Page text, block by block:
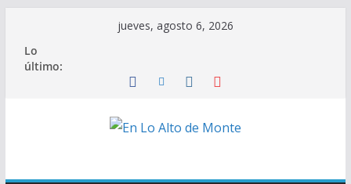
contenido
jueves, agosto 6, 2026
Lo
último: